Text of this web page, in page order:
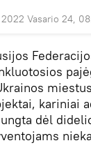
2022 Vasario 24,
kariniai
dėl